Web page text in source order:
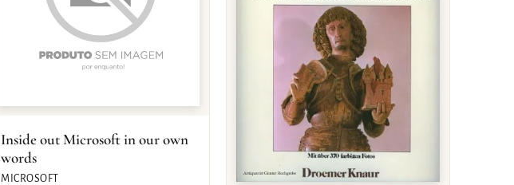
Inside out Microsoft in our own
words
MICROSOFT